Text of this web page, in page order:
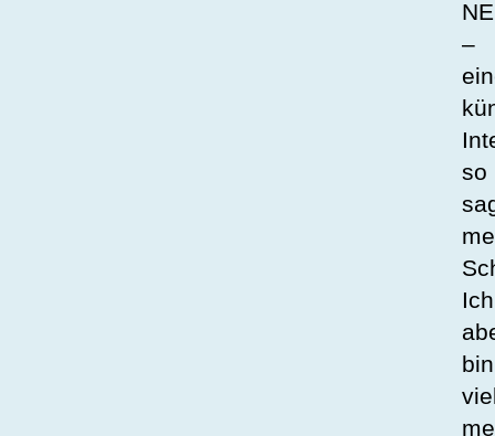
–
so
Ich
bin